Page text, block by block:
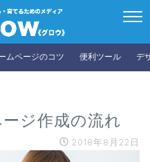
ムページのコツ 便利ツール デ
ジ作成の流れ
2018年8月22日